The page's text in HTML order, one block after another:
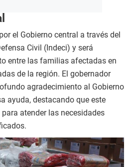
el Gobierno central a través del
Civil (Indeci) y será
entre las familias afectadas en
de la región. El gobernador
agradecimiento al Gobierno
ayuda, destacando que este
atender las necesidades